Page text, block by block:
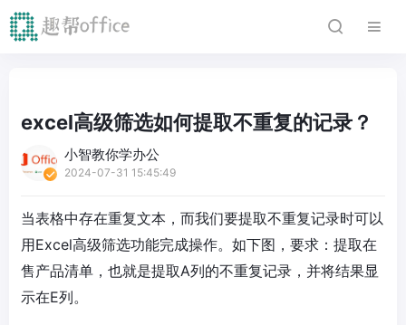
excel高级筛选如何提取不重复的记录？
小智教你学办公
2024-07-31 15:45:49
当表格中存在重复文本，而我们要提取不重复记录时可以
用Excel高级筛选功能完成操作。如下图，要求：提取在
售产品清单，也就是提取A列的不重复记录，并将结果显
示在E列。